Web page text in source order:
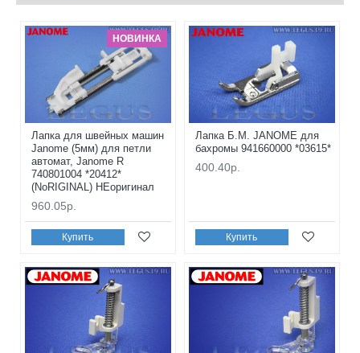
НОВИНКА
Лапка для швейных машин
Janome (5мм) для петли
автомат, Janome R
740801004 *20412*
(NoRIGINAL) НЕоригинал
960.05р.
Купить
Лапка Б.М. JANOME для
бахромы 941660000 *03615*
400.40р.
Купить